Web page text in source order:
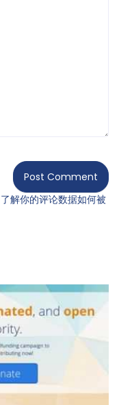
了解你的评论数据如何被